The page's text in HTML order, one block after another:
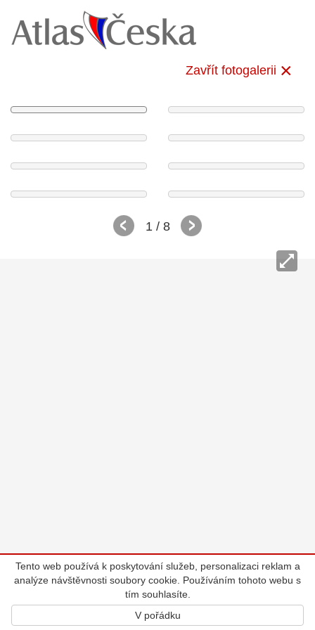
Zavřít fotogalerii
1/ 8
Tento web používá k poskytování služeb, personalizaci reklam a
analýze návštěvnosti soubory cookie. Používáním tohoto webu s
tím souhlasíte.
V pořádku